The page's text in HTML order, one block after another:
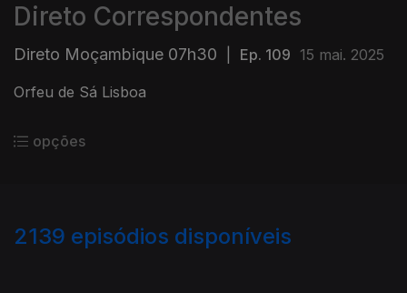
Direto Correspondentes
Direto Moçambique 07h30 Ep. 109 15 mai. 2025
Orfeu de Sá Lisboa
opções
2139 episódios disponíveis